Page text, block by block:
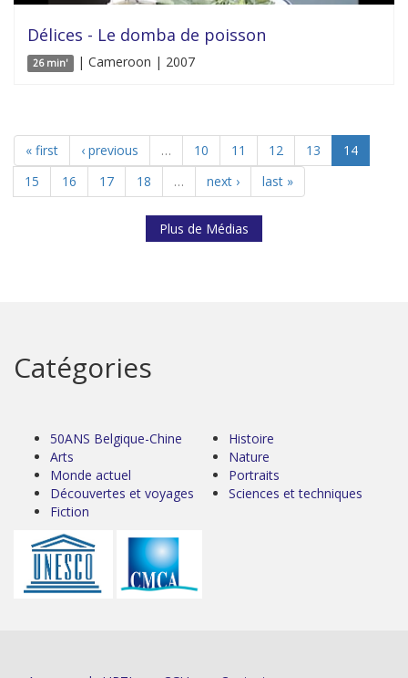
Délices - Le domba de poisson
26 min' | Cameroon | 2007
« first ‹ previous … 10 11 12 13
14
15
16 17 18 … next › last »
Plus de Médias
Catégories
50ANS Belgique-Chine
Arts
Monde actuel
Découvertes et voyages
Fiction
Histoire
Nature
Portraits
Sciences et techniques